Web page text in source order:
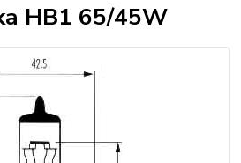
HB1 65/45W